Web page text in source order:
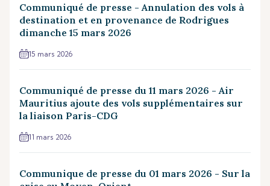
Communiqué de presse - Annulation des vols à
destination et en provenance de Rodrigues
dimanche 15 mars 2026
15 mars 2026
Communiqué de presse du 11 mars 2026 - Air
Mauritius ajoute des vols supplémentaires sur
la liaison Paris-CDG
11 mars 2026
Communique de presse du 01 mars 2026 - Sur la